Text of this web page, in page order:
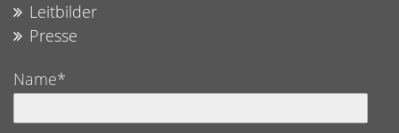
Leitbilder
Presse
Name*